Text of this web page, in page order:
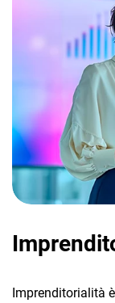
Trust Services
TeamSystem
TeamSystem
Imprenditorialità è